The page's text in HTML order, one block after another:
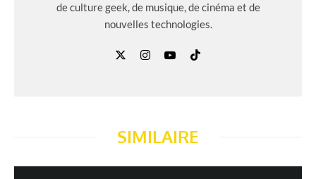
de culture geek, de musique, de cinéma et de
nouvelles technologies.
SIMILAIRE